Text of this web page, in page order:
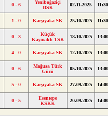
0 - 6
Yeniboğaziçi
DSK
02.11.2025 11:30
1 - 0 Karşıyaka SK 25.10.2025 11:30
0 - 3
Küçük
Kaymaklı TSK
18.10.2025 13:00
4 - 0 Karşıyaka SK 12.10.2025 13:00
0 - 6
Mağusa Türk
Gücü
05.10.2025 13:00
5 - 0 Karşıyaka SK 27.09.2025 14:00
0 - 5
Esentepe
KSKK
20.09.2025 14:00